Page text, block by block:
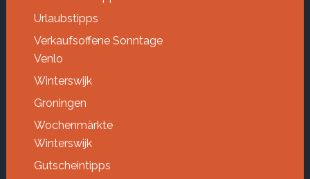
Urlaubstipps
Verkaufsoffene Sonntage
Venlo
Winterswijk
Groningen
Wochenmärkte
Winterswijk
Gutscheintipps